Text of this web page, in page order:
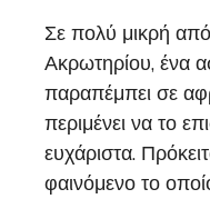
Σε πολύ μικρή
Ακρωτηρίου, ένα
παραπέμπει σε
περιμένει να το
ευχάριστα.
φαινόμενο το